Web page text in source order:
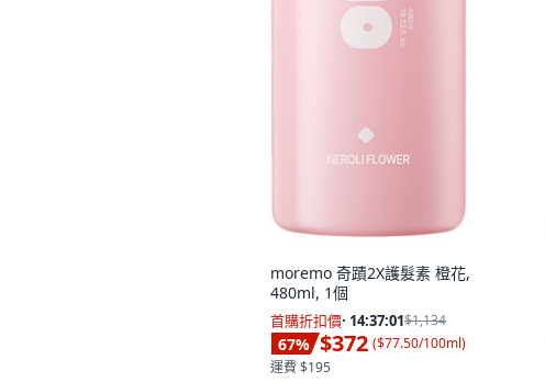
moremo 奇蹟2X護髮素 橙花,
480ml, 1個
首購折扣價· 14:37:00$1,134
67% $372 ($77.50/100ml)
運費 $195